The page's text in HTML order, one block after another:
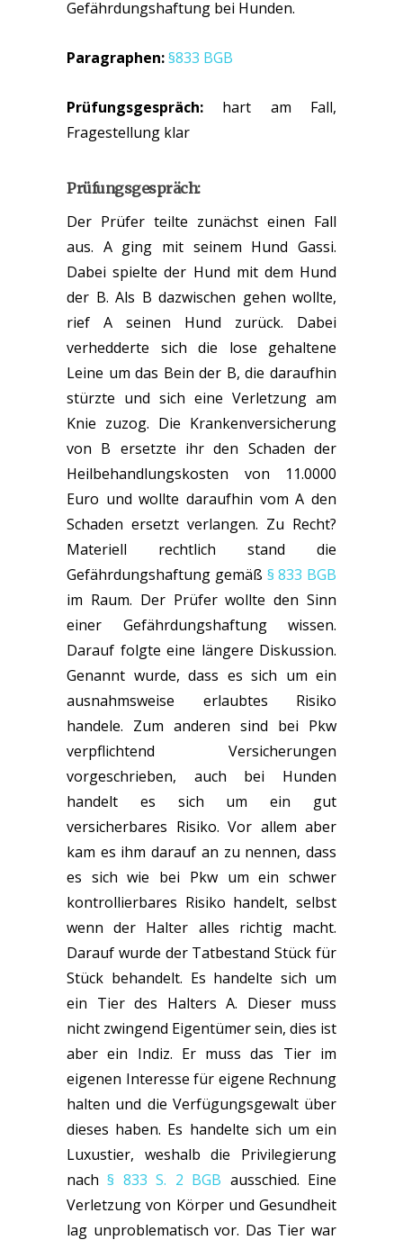
Gefährdungshaftung bei Hunden.
Paragraphen:§833 BGB
Prüfungsgespräch: hart am Fall,
Fragestellung klar
Prüfungsgespräch:
Der Prüfer teilte zunächst einen Fall
aus. A ging mit seinem Hund Gassi.
Dabei spielte der Hund mit dem Hund
der B. Als B dazwischen gehen wollte,
rief A seinen Hund zurück. Dabei
verhedderte sich die lose gehaltene
Leine um das Bein der B, die daraufhin
stürzte und sich eine Verletzung am
Knie zuzog. Die Krankenversicherung
von B ersetzte ihr den Schaden der
Heilbehandlungskosten von 11.0000
Euro und wollte daraufhin vom A den
Schaden ersetzt verlangen. Zu Recht?
Materiell rechtlich stand die
Gefährdungshaftung gemäß § 833 BGB
im Raum. Der Prüfer wollte den Sinn
einer Gefährdungshaftung wissen.
Darauf folgte eine längere Diskussion.
Genannt wurde, dass es sich um ein
ausnahmsweise erlaubtes Risiko
handele. Zum anderen sind bei Pkw
verpflichtend Versicherungen
vorgeschrieben, auch bei Hunden
handelt es sich um ein gut
versicherbares Risiko. Vor allem aber
kam es ihm darauf an zu nennen, dass
es sich wie bei Pkw um ein schwer
kontrollierbares Risiko handelt, selbst
wenn der Halter alles richtig macht.
Darauf wurde der Tatbestand Stück für
Stück behandelt. Es handelte sich um
ein Tier des Halters A. Dieser muss
nicht zwingend Eigentümer sein, dies ist
aber ein Indiz. Er muss das Tier im
eigenen Interesse für eigene Rechnung
halten und die Verfügungsgewalt über
dieses haben. Es handelte sich um ein
Luxustier, weshalb die Privilegierung
nach§ 833 S. 2 BGB ausschied. Eine
Verletzung von Körper und Gesundheit
lag unproblematisch vor. Das Tier war